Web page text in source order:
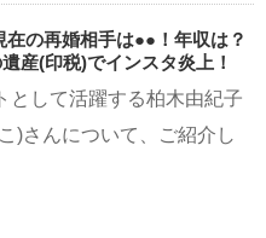
在の再婚相手は●●！年収は？
産(印税)でインスタ炎上！
として活躍する柏木由紀子
)さんについて、ご紹介し